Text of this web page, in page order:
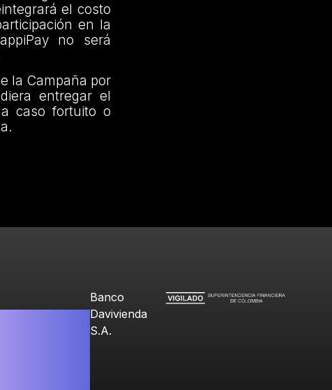
el costo
en la
no será
la Campaña por
entregar el
caso fortuito o
Banco
Davivienda
S.A.